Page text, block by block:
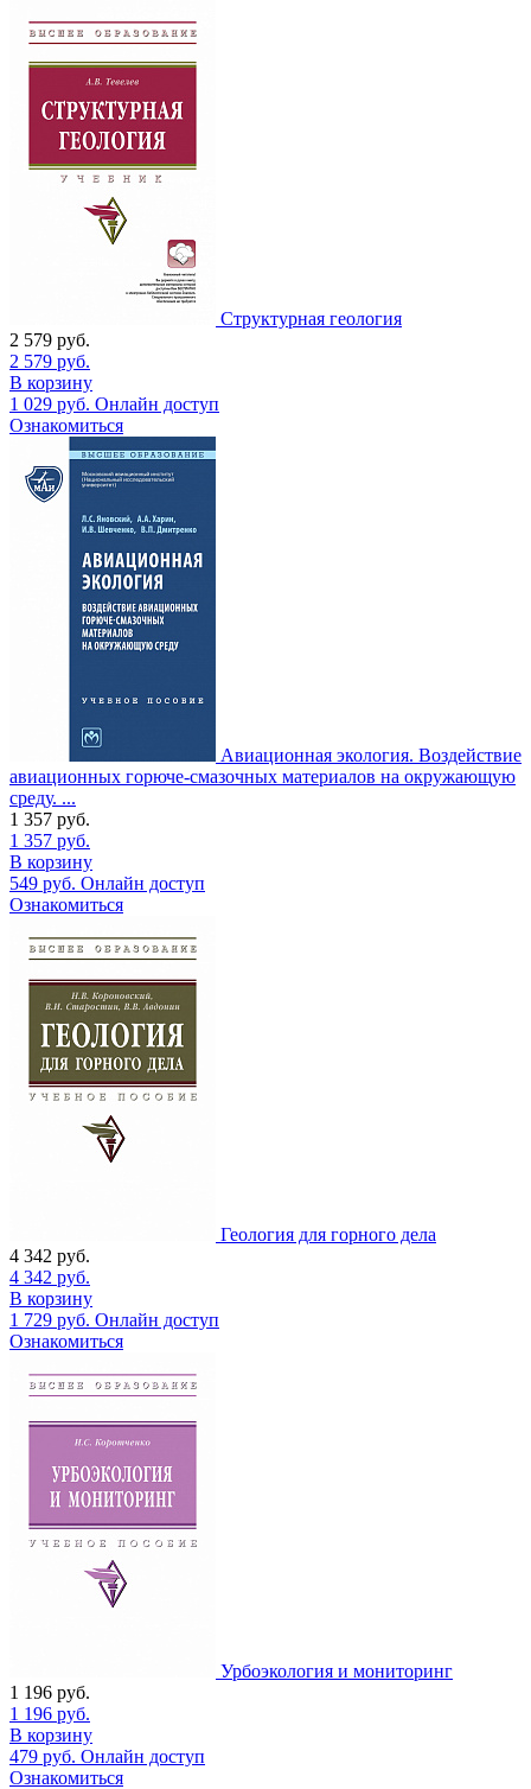
Структурная геология
2 579 руб.
2 579 руб.
В корзину
1 029 руб. Онлайн доступ
Ознакомиться
Авиационная экология. Воздействие
авиационных горюче-смазочных материалов на окружающую
среду. ...
1 357 руб.
1 357 руб.
В корзину
549 руб. Онлайн доступ
Ознакомиться
Геология для горного дела
4 342 руб.
4 342 руб.
В корзину
1 729 руб. Онлайн доступ
Ознакомиться
Урбоэкология и мониторинг
1 196 руб.
1 196 руб.
В корзину
479 руб. Онлайн доступ
Ознакомиться